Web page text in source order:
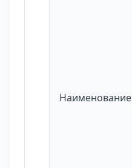
Наименование